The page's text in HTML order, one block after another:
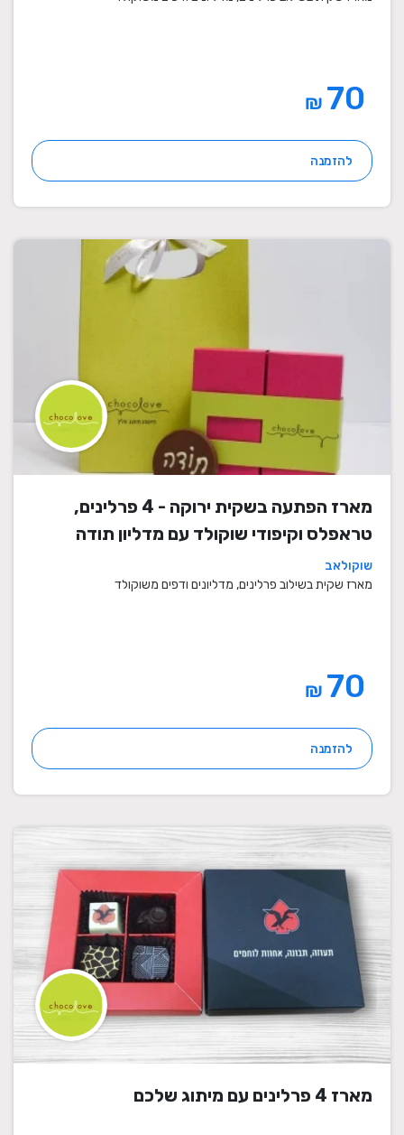
₪
להזמנה
מארז הפתעה בשקית ירוקה - 4 פרלינים,
טראפלס וקיפודי שוקולד עם מדליון תודה
שוקולאב
מארז שקית בשילוב פרלינים, מדליונים ודפים משוקולד
₪
להזמנה
מארז 4 פרלינים עם מיתוג שלכם